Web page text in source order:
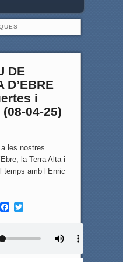
DE
D’EBRE
i
04-25)
les nostres
la Terra Alta i
amb l’Enric
F
T